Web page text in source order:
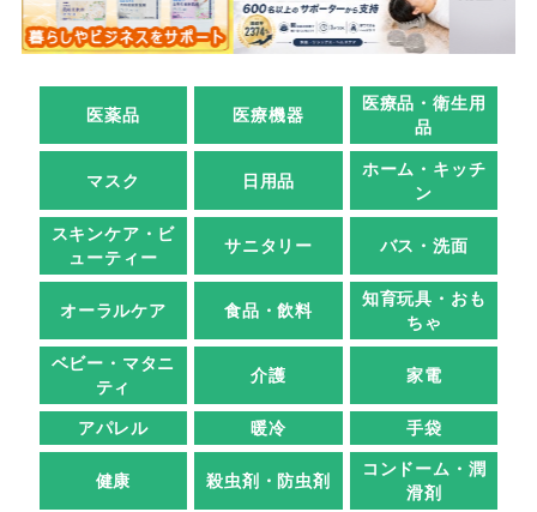
医薬品 医療機器
医療品・衛生用
品
マスク 日用品
ホーム・キッチ
ン
スキンケア・ビ
ューティー
サニタリー バス・洗面
オーラルケア 食品・飲料
知育玩具・おも
ちゃ
ベビー・マタニ
ティ
介護 家電
アパレル 暖冷 手袋
健康 殺虫剤・防虫剤
コンドーム・潤
滑剤